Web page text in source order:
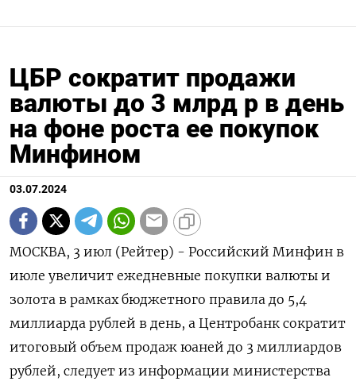
ЦБР сократит продажи
валюты до 3 млрд р в день
на фоне роста ее покупок
Минфином
03.07.2024
МОСКВА, 3 июл (Рейтер) - Российский Минфин в
июле увеличит ежедневные покупки валюты и
золота в рамках бюджетного правила до 5,4
миллиарда рублей в день, а Центробанк сократит
итоговый объем продаж юаней до 3 миллиардов
рублей, следует из информации министерства